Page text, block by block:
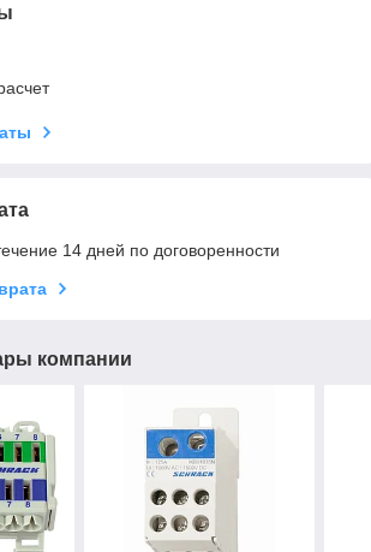
14 дней по договоренности
компании